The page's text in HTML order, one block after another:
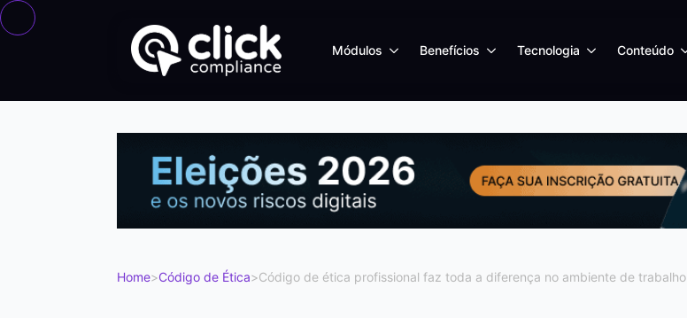
Módulos Benefícios Tecnologia Conteúdo
Home>Código de Ética>Código de ética profissional faz toda a diferença no ambiente de trabalho